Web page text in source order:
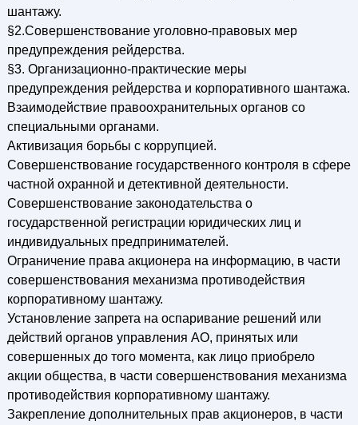
шантажу.
§2.Совершенствование уголовно-правовых мер
предупреждения рейдерства.
§3. Организационно-практические меры
предупреждения рейдерства и корпоративного шантажа.
Взаимодействие правоохранительных органов со
специальными органами.
Активизация борьбы с коррупцией.
Совершенствование государственного контроля в сфере
частной охранной и детективной деятельности.
Совершенствование законодательства о
государственной регистрации юридических лиц и
индивидуальных предпринимателей.
Ограничение права акционера на информацию, в части
совершенствования механизма противодействия
корпоративному шантажу.
Установление запрета на оспаривание решений или
действий органов управления АО, принятых или
совершенных до того момента, как лицо приобрело
акции общества, в части совершенствования механизма
противодействия корпоративному шантажу.
Закрепление дополнительных прав акционеров, в части